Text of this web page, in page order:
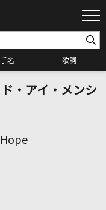
名 歌詞
・アイ・メンシ